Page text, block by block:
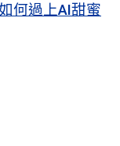
何過上AI甜蜜